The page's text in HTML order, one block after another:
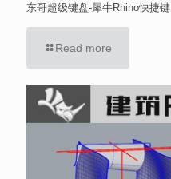
东哥超级键盘-犀牛Rhino快捷键
Read more